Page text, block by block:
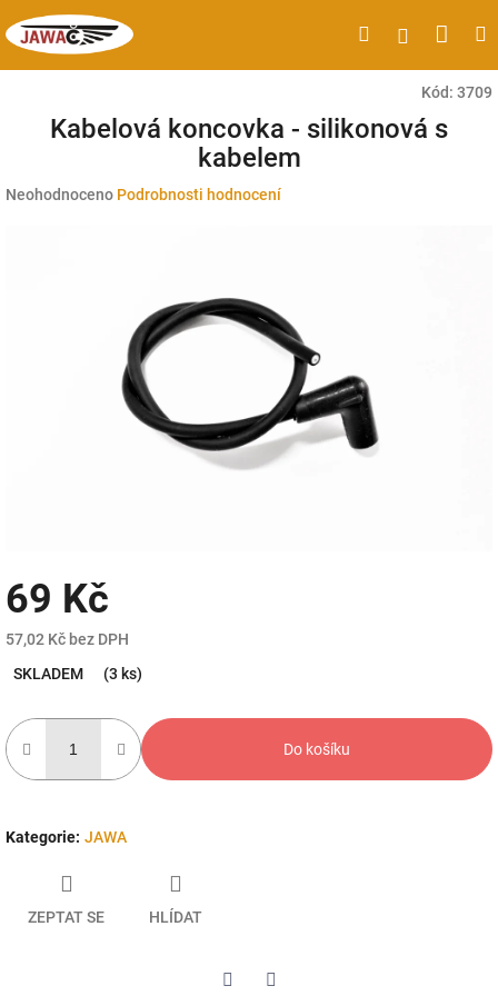
na
obsah
HledatPřihlášení
Kód: 3709
Kabelová koncovka - silikonová s
kabelem
Průměrné
Neohodnoceno Podrobnosti hodnocení
69 Kč
57,02 Kč bez DPH
cena:
SKLADEM (3 ks)
Do košíku
Kategorie: JAWA
ZEPTAT SE HLÍDAT